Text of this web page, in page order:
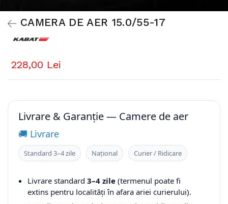
CAMERA DE AER 15.0/55-17
228,00 Lei
Livrare & Garanție — Camere de aer
🚚 Livrare
Standard 3–4 zile Național Curier / Ridicare
Livrare standard 3–4 zile (termenul poate fi
extins pentru localități în afara ariei curierului).